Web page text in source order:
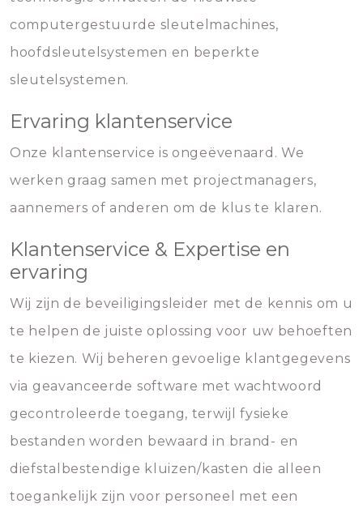
computergestuurde sleutelmachines,
hoofdsleutelsystemen en beperkte
sleutelsystemen.
Ervaring klantenservice
Onze klantenservice is ongeëvenaard. We
werken graag samen met projectmanagers,
aannemers of anderen om de klus te klaren.
Klantenservice & Expertise en
ervaring
Wij zijn de beveiligingsleider met de kennis om u
te helpen de juiste oplossing voor uw behoeften
te kiezen. Wij beheren gevoelige klantgegevens
via geavanceerde software met wachtwoord
gecontroleerde toegang, terwijl fysieke
bestanden worden bewaard in brand- en
diefstalbestendige kluizen/kasten die alleen
toegankelijk zijn voor personeel met een